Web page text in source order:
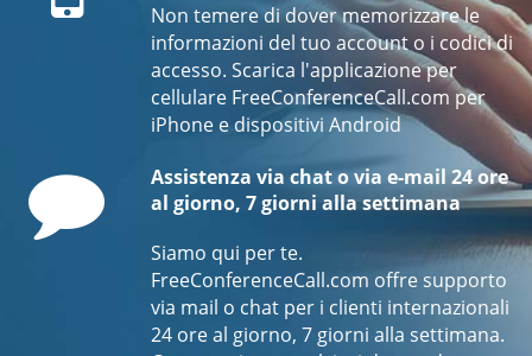
Non temere di dover memorizzare le
informazioni del tuo account o i codici di
accesso. Scarica l'applicazione per
cellulare FreeConferenceCall.com per
iPhone e dispositivi Android
Comment
Assistenza via chat o via e-mail 24 ore
al giorno, 7 giorni alla settimana
Siamo qui per te.
FreeConferenceCall.com offre supporto
via mail o chat per i clienti internazionali
24 ore al giorno, 7 giorni alla settimana.